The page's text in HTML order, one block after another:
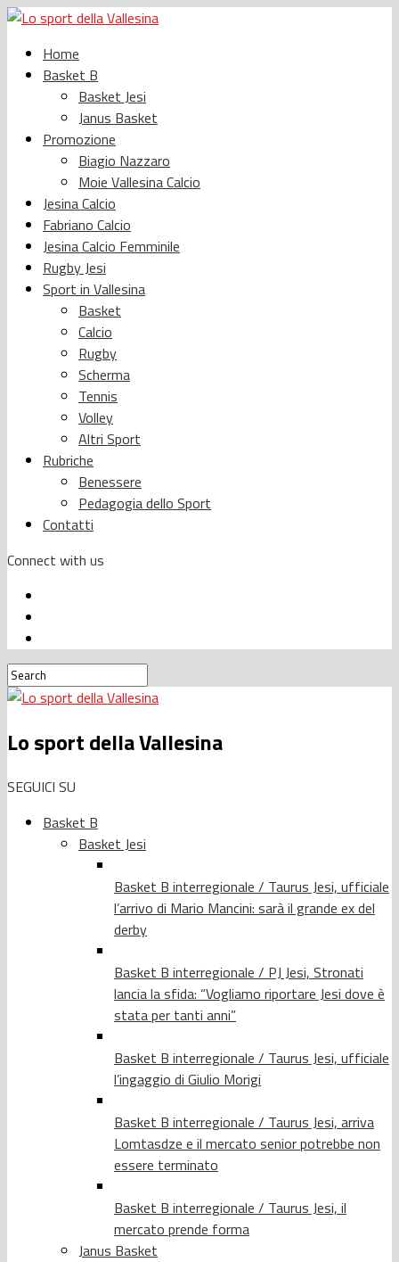
Home
Basket B
Basket Jesi
Janus Basket
Promozione
Biagio Nazzaro
Moie Vallesina Calcio
Jesina Calcio
Fabriano Calcio
Jesina Calcio Femminile
Rugby Jesi
Sport in Vallesina
Basket
Calcio
Rugby
Scherma
Tennis
Volley
Altri Sport
Rubriche
Benessere
Pedagogia dello Sport
Contatti
Connect with us
Lo sport della Vallesina
SEGUICI SU
Basket B
Basket Jesi
Basket B interregionale / Taurus Jesi, ufficiale
l’arrivo di Mario Mancini: sarà il grande ex del
derby
Basket B interregionale / PJ Jesi, Stronati
lancia la sfida: “Vogliamo riportare Jesi dove è
stata per tanti anni”
Basket B interregionale / Taurus Jesi, ufficiale
l’ingaggio di Giulio Morigi
Basket B interregionale / Taurus Jesi, arriva
Lomtasdze e il mercato senior potrebbe non
essere terminato
Basket B interregionale / Taurus Jesi, il
mercato prende forma
Janus Basket